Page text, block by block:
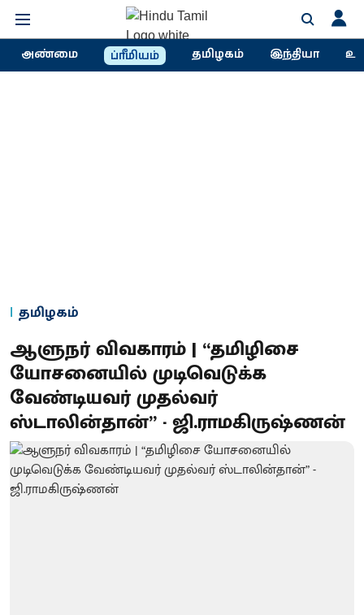
அண்மை ப்ரீமியம் தமிழகம் இந்தியா
தமிழகம்
ஆளுநர் விவகாரம் | “தமிழிசை
யோசனையில் முடிவெடுக்க
வேண்டியவர் முதல்வர்
ஸ்டாலின்தான்” - ஜி.ராமகிருஷ்ணன்